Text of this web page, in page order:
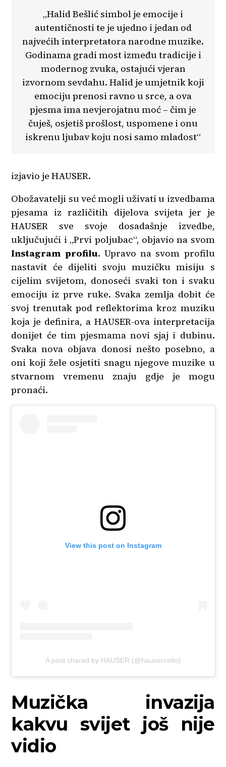
„Halid Bešlić simbol je emocije i
autentičnosti te je ujedno i jedan od
najvećih interpretatora narodne muzike.
Godinama gradi most između tradicije i
modernog zvuka, ostajući vjeran
izvornom sevdahu. Halid je umjetnik koji
emociju prenosi ravno u srce, a ova
pjesma ima nevjerojatnu moć – čim je
čuješ, osjetiš prošlost, uspomene i onu
iskrenu ljubav koju nosi samo mladost“
izjavio je HAUSER.
Obožavatelji su već mogli uživati u izvedbama
pjesama iz različitih dijelova svijeta jer je
HAUSER sve svoje dosadašnje izvedbe,
uključujući i „Prvi poljubac“, objavio na svom
Instagram profilu. Upravo na svom profilu
nastavit će dijeliti svoju muzičku misiju s
cijelim svijetom, donoseći svaki ton i svaku
emociju iz prve ruke. Svaka zemlja dobit će
svoj trenutak pod reflektorima kroz muziku
koja je definira, a HAUSER-ova interpretacija
donijet će tim pjesmama novi sjaj i dubinu.
Svaka nova objava donosi nešto posebno, a
oni koji žele osjetiti snagu njegove muzike u
stvarnom vremenu znaju gdje je mogu
pronaći.
View this post on Instagram
A post shared by HAUSER (@hausercello)
Muzička invazija
kakvu svijet još nije
vidio